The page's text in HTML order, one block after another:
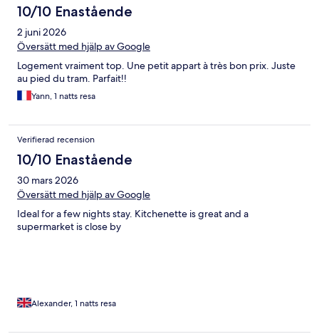
10/10 Enastående
2 juni 2026
Översätt med hjälp av Google
Logement vraiment top. Une petit appart à très bon prix. Juste
au pied du tram. Parfait!!
Yann, 1 natts resa
Verifierad recension
10/10 Enastående
30 mars 2026
Översätt med hjälp av Google
Ideal for a few nights stay. Kitchenette is great and a
supermarket is close by
Alexander, 1 natts resa